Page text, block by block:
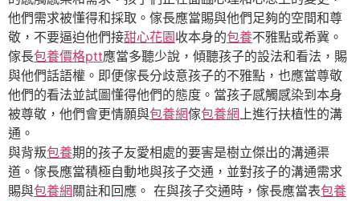
他們需求被懂得和採取。傢長應當賜與他們足夠的空間和尊
敬，不要逼迫他們接甜心花園收本身的包養不雅點或希冀。
傢長包養價格ptt應當多聽少說，傾聽孩子的設法和看法，賜
與他們話語權。即便傢長分歧意孩子的不雅點，也應當尊敬
他們的看法並試圖懂得他們的態度。當孩子感觸感染到本身
被尊敬，他們會更情願與包養網傢包養網上進行扶植性的溝
通。
與背叛包養期的孩子友愛相處的要害是樹立傑出的溝通渠
道。傢長應當積極自動地與孩子交通，並對孩子的溝通需求
賜與包養網 關註和回應。 在與孩子交通時，傢長應當表包養